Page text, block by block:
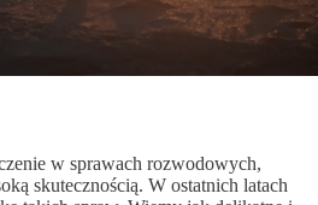
w sprawach rozwodowych,
skutecznością. W ostatnich latach